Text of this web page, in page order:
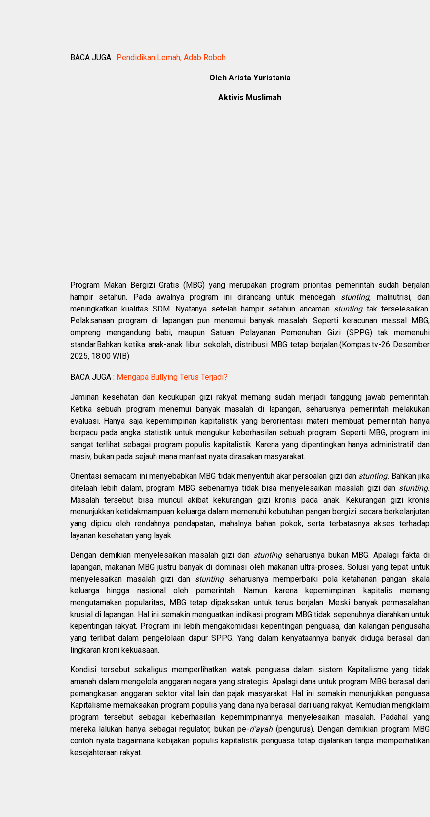
BACA JUGA : Pendidikan Lemah, Adab Roboh
Oleh Arista Yuristania
Aktivis Muslimah
Program Makan Bergizi Gratis (MBG) yang merupakan program prioritas pemerintah sudah berjalan
hampir setahun. Pada awalnya program ini dirancang untuk mencegah stunting, malnutrisi, dan
meningkatkan kualitas SDM. Nyatanya setelah hampir setahun ancaman stuntingtak terselesaikan.
Pelaksanaan program di lapangan pun menemui banyak masalah. Seperti keracunan massal MBG,
ompreng mengandung babi, maupun Satuan Pelayanan Pemenuhan Gizi (SPPG) tak memenuhi
standar.Bahkan ketika anak-anak libur sekolah, distribusi MBG tetap berjalan.(Kompas.tv-26 Desember
2025, 18:00 WIB)
BACA JUGA : Mengapa Bullying Terus Terjadi?
Jaminan kesehatan dan kecukupan gizi rakyat memang sudah menjadi tanggung jawab pemerintah.
Ketika sebuah program menemui banyak masalah di lapangan, seharusnya pemerintah melakukan
evaluasi. Hanya saja kepemimpinan kapitalistik yang berorientasi materi membuat pemerintah hanya
berpacu pada angka statistik untuk mengukur keberhasilan sebuah program. Seperti MBG, program ini
sangat terlihat sebagai program populis kapitalistik. Karena yang dipentingkan hanya administratif dan
masiv, bukan pada sejauh mana manfaat nyata dirasakan masyarakat.
Orientasi semacam ini menyebabkan MBG tidak menyentuh akar persoalan gizi dan stunting. Bahkan jika
ditelaah lebih dalam, program MBG sebenarnya tidak bisa menyelesaikan masalah gizi dan stunting.
Masalah tersebut bisa muncul akibat kekurangan gizi kronis pada anak. Kekurangan gizi kronis
menunjukkan ketidakmampuan keluarga dalam memenuhi kebutuhan pangan bergizi secara berkelanjutan
yang dipicu oleh rendahnya pendapatan, mahalnya bahan pokok, serta terbatasnya akses terhadap
layanan kesehatan yang layak.
Dengan demikian menyelesaikan masalah gizi dan stuntingseharusnya bukan MBG. Apalagi fakta di
lapangan, makanan MBG justru banyak di dominasi oleh makanan ultra-proses. Solusi yang tepat untuk
menyelesaikan masalah gizi dan stuntingseharusnya memperbaiki pola ketahanan pangan skala
keluarga hingga nasional oleh pemerintah. Namun karena kepemimpinan kapitalis memang
mengutamakan popularitas, MBG tetap dipaksakan untuk terus berjalan. Meski banyak permasalahan
krusial di lapangan. Hal ini semakin menguatkan indikasi program MBG tidak sepenuhnya diarahkan untuk
kepentingan rakyat. Program ini lebih mengakomidasi kepentingan penguasa, dan kalangan pengusaha
yang terlibat dalam pengelolaan dapur SPPG. Yang dalam kenyataannya banyak diduga berasal dari
lingkaran kroni kekuasaan.
Kondisi tersebut sekaligus memperlihatkan watak penguasa dalam sistem Kapitalisme yang tidak
amanah dalam mengelola anggaran negara yang strategis. Apalagi dana untuk program MBG berasal dari
pemangkasan anggaran sektor vital lain dan pajak masyarakat. Hal ini semakin menunjukkan penguasa
Kapitalisme memaksakan program populis yang dana nya berasal dari uang rakyat. Kemudian mengklaim
program tersebut sebagai keberhasilan kepemimpinannya menyelesaikan masalah. Padahal yang
mereka lalukan hanya sebagai regulator, bukan pe-ri’ayah(pengurus). Dengan demikian program MBG
contoh nyata bagaimana kebijakan populis kapitalistik penguasa tetap dijalankan tanpa memperhatikan
kesejahteraan rakyat.